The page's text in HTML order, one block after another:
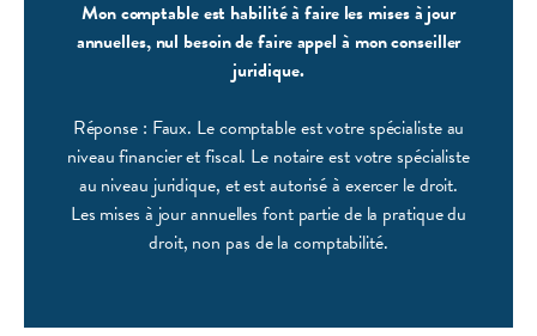
Mon comptable est habilité à faire les mises à jour
annuelles, nul besoin de faire appel à mon conseiller
juridique.
Réponse : Faux. Le comptable est votre spécialiste au
niveau financier et fiscal. Le notaire est votre spécialiste
au niveau juridique, et est autorisé à exercer le droit.
Les mises à jour annuelles font partie de la pratique du
droit, non pas de la comptabilité.